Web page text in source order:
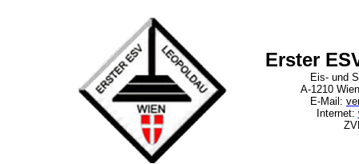
Erster
Eis- und
A-1210
E-Mail:
Internet: